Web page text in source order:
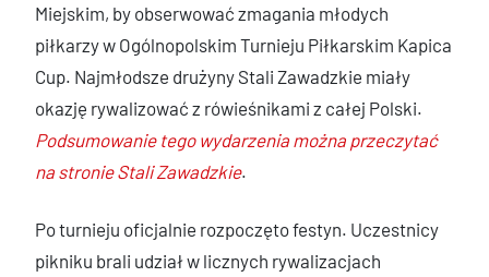
Miejskim, by obserwować zmagania młodych
piłkarzy w Ogólnopolskim Turnieju Piłkarskim Kapica
Cup. Najmłodsze drużyny Stali Zawadzkie miały
okazję rywalizować z rówieśnikami z całej Polski.
Podsumowanie tego wydarzenia można przeczytać
na stronie Stali Zawadzkie.
Po turnieju oficjalnie rozpoczęto festyn. Uczestnicy
pikniku brali udział w licznych rywalizacjach